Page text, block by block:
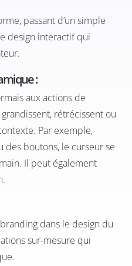
passant d’un simple
design interactif qui
:
aux actions de
rétrécissent ou
Par exemple,
des boutons, le curseur se
Il peut également
dans le design du
sur-mesure qui